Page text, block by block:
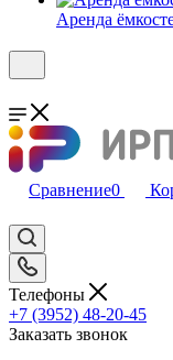
Аренда
Сравнение0
Телефоны
+7 (3952) 48-20-45
Заказать звонок